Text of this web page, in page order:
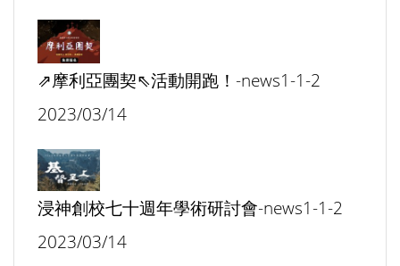
⇗摩利亞團契⇖活動開跑！-news1-1-2
2023/03/14
浸神創校七十週年學術研討會-news1-1-2
2023/03/14